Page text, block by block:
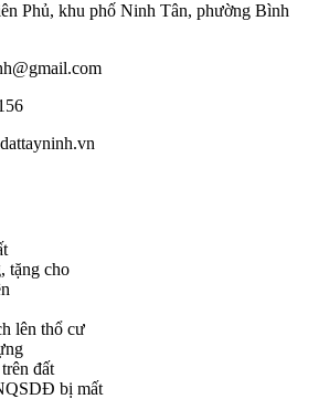
Phủ, khu phố Ninh Tân, phường Bình
tặng cho
lên thổ cư
đất
bị mất